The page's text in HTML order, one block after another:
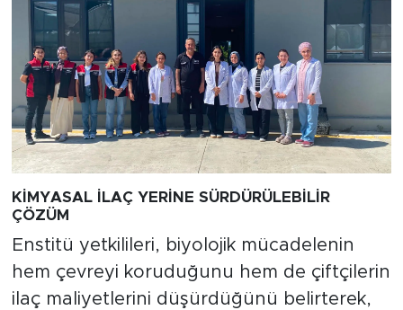
KİMYASAL İLAÇ YERİNE SÜRDÜRÜLEBİLİR
ÇÖZÜM
Enstitü yetkilileri, biyolojik mücadelenin
hem çevreyi koruduğunu hem de çiftçilerin
ilaç maliyetlerini düşürdüğünü belirterek,